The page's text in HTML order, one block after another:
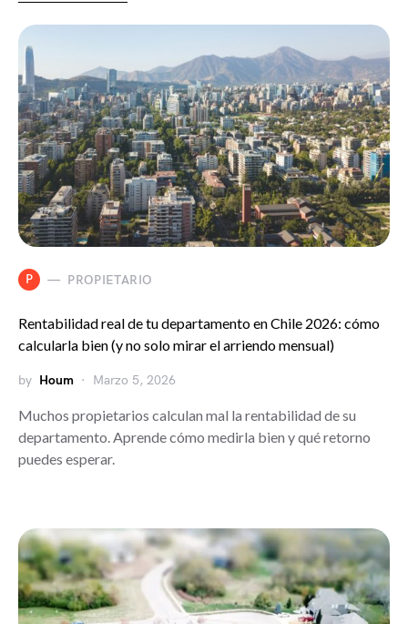
P PROPIETARIO
Rentabilidad real de tu departamento en Chile 2026: cómo
calcularla bien (y no solo mirar el arriendo mensual)
by Houm Marzo 5, 2026
Muchos propietarios calculan mal la rentabilidad de su
departamento. Aprende cómo medirla bien y qué retorno
puedes esperar.